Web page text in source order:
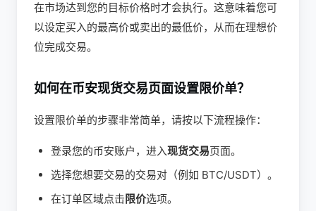
在市场达到您的目标价格时才会执行。这意味着您可
以设定买入的最高价或卖出的最低价，从而在理想价
位完成交易。
如何在币安现货交易页面设置限价单？
设置限价单的步骤非常简单，请按以下流程操作：
登录您的币安账户，进入现货交易页面。
选择您想要交易的交易对（例如 BTC/USDT）。
在订单区域点击限价选项。